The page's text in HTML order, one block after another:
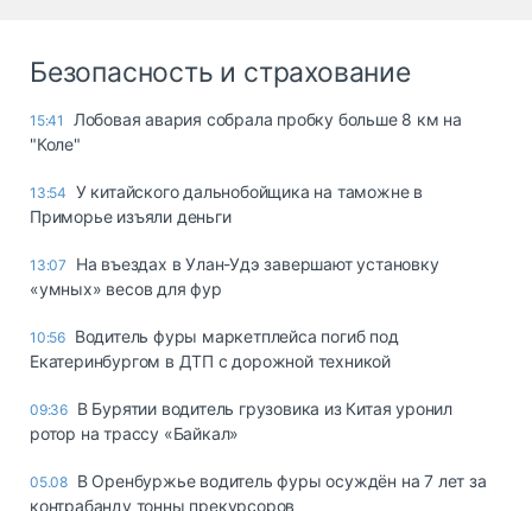
Безопасность и страхование
15:41
Лобовая авария собрала пробку больше 8 км на
"Коле"
13:54 У китайского дальнобойщика на таможне в
Приморье изъяли деньги
13:07
Ha въeздax в Улaн-Удэ зaвepшaют ycтaнoвкy
«yмныx» вecoв для фyp
10:56 Водитель фуры маркетплейса погиб под
Екатеринбургом в ДТП с дорожной техникой
09:36 В Бурятии водитель грузовика из Китая уронил
ротор на трассу «Байкал»
05.08 В Оренбуржье водитель фуры осуждён на 7 лет за
контрабанду тонны прекурсоров